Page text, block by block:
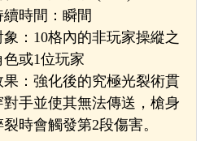
續時間：瞬間
象：10格內的非玩家操縱之
色或1位玩家
果：強化後的究極光裂術貫
對手並使其無法傳送， 槍身
裂時會觸發第2段傷害。